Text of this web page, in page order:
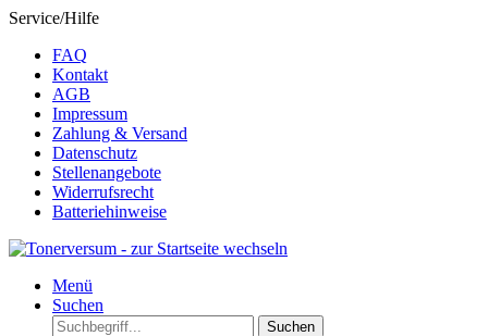
Service/Hilfe
FAQ
Kontakt
AGB
Impressum
Zahlung & Versand
Datenschutz
Stellenangebote
Widerrufsrecht
Batteriehinweise
Menü
Suchen
Suchen